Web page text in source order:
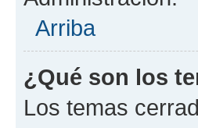
Arriba
¿Qué son los
Los temas